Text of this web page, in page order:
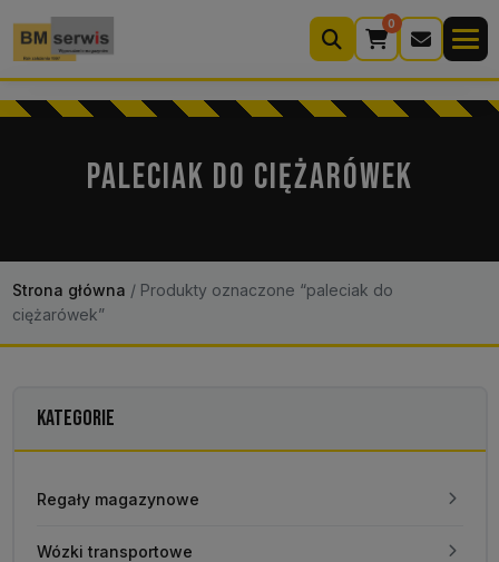
0
Wyszukiwarka
produktów
Kontakt 22 633 33 11
PALECIAK DO CIĘŻARÓWEK
Strona główna /Produkty oznaczone “paleciak do
ciężarówek”
KATEGORIE
Regały magazynowe
Wózki transportowe